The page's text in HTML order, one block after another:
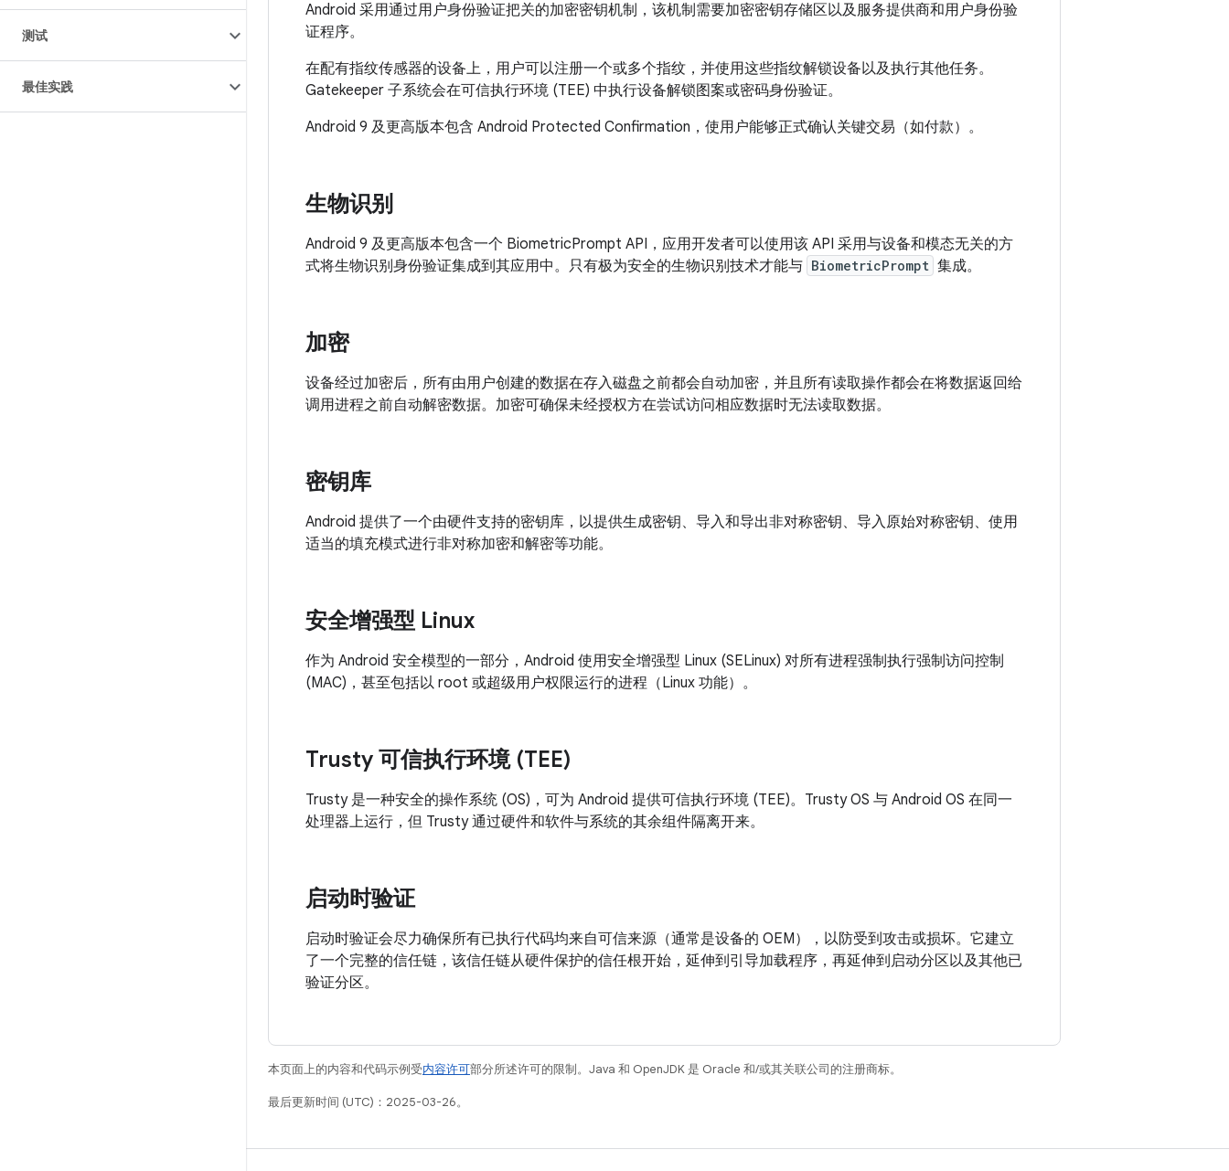
测试
最佳实践
Android 采用通过用户身份验证把关的加密密钥机制，该机制需要加密密钥存储区以及服务提供商和用户身份验
证程序。
在配有指纹传感器的设备上，用户可以注册一个或多个指纹，并使用这些指纹解锁设备以及执行其他任务。
Gatekeeper 子系统会在可信执行环境 (TEE) 中执行设备解锁图案或密码身份验证。
Android 9 及更高版本包含 Android Protected Confirmation，使用户能够正式确认关键交易（如付款）。
生物识别
Android 9 及更高版本包含一个 BiometricPrompt API，应用开发者可以使用该 API 采用与设备和模态无关的方
式将生物识别身份验证集成到其应用中。只有极为安全的生物识别技术才能与 BiometricPrompt 集成。
加密
设备经过加密后，所有由用户创建的数据在存入磁盘之前都会自动加密，并且所有读取操作都会在将数据返回给
调用进程之前自动解密数据。加密可确保未经授权方在尝试访问相应数据时无法读取数据。
密钥库
Android 提供了一个由硬件支持的密钥库，以提供生成密钥、导入和导出非对称密钥、导入原始对称密钥、使用
适当的填充模式进行非对称加密和解密等功能。
安全增强型 Linux
作为 Android 安全模型的一部分，Android 使用安全增强型 Linux (SELinux) 对所有进程强制执行强制访问控制
(MAC)，甚至包括以 root 或超级用户权限运行的进程（Linux 功能）。
Trusty 可信执行环境 (TEE)
Trusty 是一种安全的操作系统 (OS)，可为 Android 提供可信执行环境 (TEE)。Trusty OS 与 Android OS 在同一
处理器上运行，但 Trusty 通过硬件和软件与系统的其余组件隔离开来。
启动时验证
启动时验证会尽力确保所有已执行代码均来自可信来源（通常是设备的 OEM），以防受到攻击或损坏。它建立
了一个完整的信任链，该信任链从硬件保护的信任根开始，延伸到引导加载程序，再延伸到启动分区以及其他已
验证分区。
本页面上的内容和代码示例受内容许可部分所述许可的限制。Java 和 OpenJDK 是 Oracle 和/或其关联公司的注册商标。
最后更新时间 (UTC)：2025-03-26。